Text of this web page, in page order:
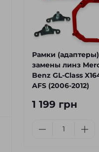
Рамки
замены линз
Benz GL-Class
AFS (2006-2012)
1 199 грн